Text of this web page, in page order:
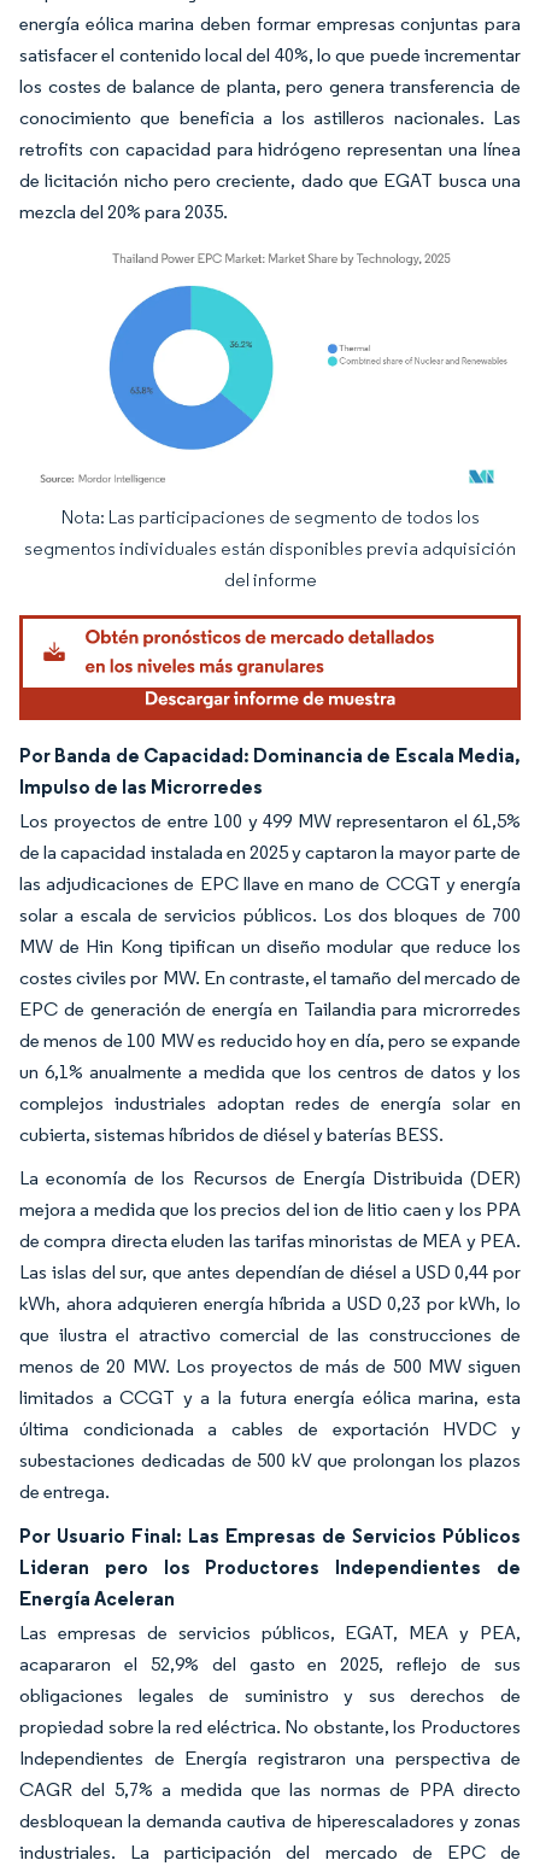
energía eólica marina deben formar empresas conjuntas para
satisfacer el contenido local del 40%, lo que puede incrementar
los costes de balance de planta, pero genera transferencia de
conocimiento que beneficia a los astilleros nacionales. Las
retrofits con capacidad para hidrógeno representan una línea
de licitación nicho pero creciente, dado que EGAT busca una
mezcla del 20% para 2035.
Imagen © Mordor Intelligence. El uso requiere atribución según CC BY 4.0.
Nota: Las participaciones de segmento de todos los
segmentos individuales están disponibles previa adquisición
del informe
Por Banda de Capacidad: Dominancia de Escala Media,
Impulso de las Microrredes
Los proyectos de entre 100 y 499 MW representaron el 61,5%
de la capacidad instalada en 2025 y captaron la mayor parte de
las adjudicaciones de EPC llave en mano de CCGT y energía
solar a escala de servicios públicos. Los dos bloques de 700
MW de Hin Kong tipifican un diseño modular que reduce los
costes civiles por MW. En contraste, el tamaño del mercado de
EPC de generación de energía en Tailandia para microrredes
de menos de 100 MW es reducido hoy en día, pero se expande
un 6,1% anualmente a medida que los centros de datos y los
complejos industriales adoptan redes de energía solar en
cubierta, sistemas híbridos de diésel y baterías BESS.
La economía de los Recursos de Energía Distribuida (DER)
mejora a medida que los precios del ion de litio caen y los PPA
de compra directa eluden las tarifas minoristas de MEA y PEA.
Las islas del sur, que antes dependían de diésel a USD 0,44 por
kWh, ahora adquieren energía híbrida a USD 0,23 por kWh, lo
que ilustra el atractivo comercial de las construcciones de
menos de 20 MW. Los proyectos de más de 500 MW siguen
limitados a CCGT y a la futura energía eólica marina, esta
última condicionada a cables de exportación HVDC y
subestaciones dedicadas de 500 kV que prolongan los plazos
de entrega.
Por Usuario Final: Las Empresas de Servicios Públicos
Lideran pero los Productores Independientes de
Energía Aceleran
Las empresas de servicios públicos, EGAT, MEA y PEA,
acapararon el 52,9% del gasto en 2025, reflejo de sus
obligaciones legales de suministro y sus derechos de
propiedad sobre la red eléctrica. No obstante, los Productores
Independientes de Energía registraron una perspectiva de
CAGR del 5,7% a medida que las normas de PPA directo
desbloquean la demanda cautiva de hiperescaladores y zonas
industriales. La participación del mercado de EPC de